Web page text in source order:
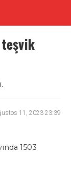
teşvik
11, 2023 23:39
1503